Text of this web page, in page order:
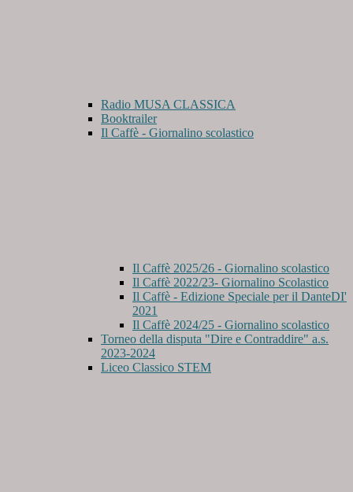
Radio MUSA CLASSICA
Booktrailer
Il Caffè - Giornalino scolastico
Il Caffè 2025/26 - Giornalino scolastico
Il Caffè 2022/23- Giornalino Scolastico
Il Caffè - Edizione Speciale per il DanteDI'
2021
Il Caffè 2024/25 - Giornalino scolastico
Torneo della disputa "Dire e Contraddire" a.s.
2023-2024
Liceo Classico STEM